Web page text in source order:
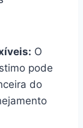
O
pode
do